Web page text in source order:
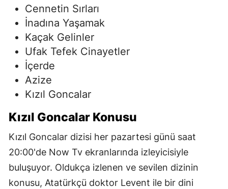
Cennetin Sırları
İnadına Yaşamak
Kaçak Gelinler
Ufak Tefek Cinayetler
İçerde
Azize
Kızıl Goncalar
Kızıl Goncalar Konusu
Kızıl Goncalar dizisi her pazartesi günü saat
20:00'de Now Tv ekranlarında izleyicisiyle
buluşuyor. Oldukça izlenen ve sevilen dizinin
konusu, Atatürkçü doktor Levent ile bir dini